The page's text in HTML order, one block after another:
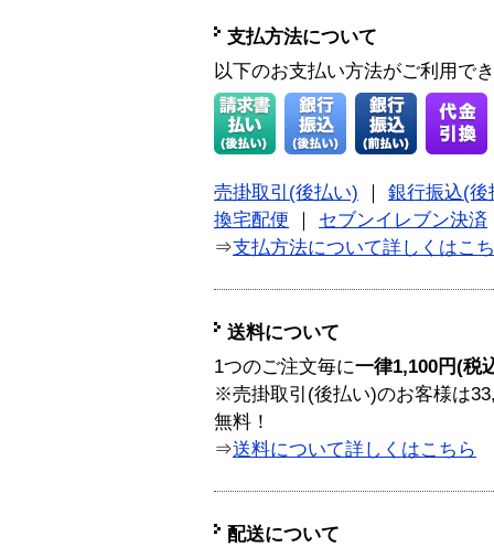
支払方法について
以下のお支払い方法がご利用で
売掛取引(後払い)
銀行振込(後
換宅配便
セブンイレブン決済
⇒支払方法について詳しくはこ
送料について
1つのご注文毎に一律1,100円(税
※売掛取引(後払い)のお客様は
無料！
⇒送料について詳しくはこちら
配送について